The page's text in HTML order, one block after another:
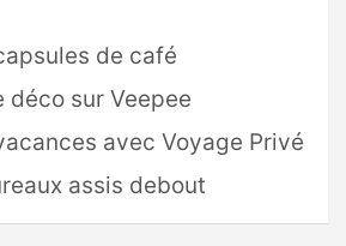
de café
déco sur Veepee
avec Voyage Privé
assis debout